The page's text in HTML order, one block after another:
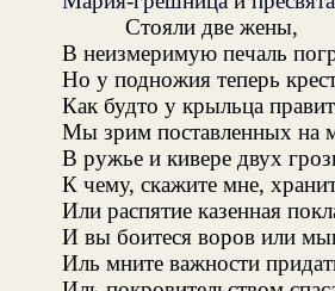
Стояли две жены,
В неизмеримую печаль
Но у подножия теперь
Как будто у крыльца
Мы зрим поставленных на
В ружье и кивере двух
К чему, скажите мне,
Или распятие казенная
И вы боитеся воров или
Иль мните важности